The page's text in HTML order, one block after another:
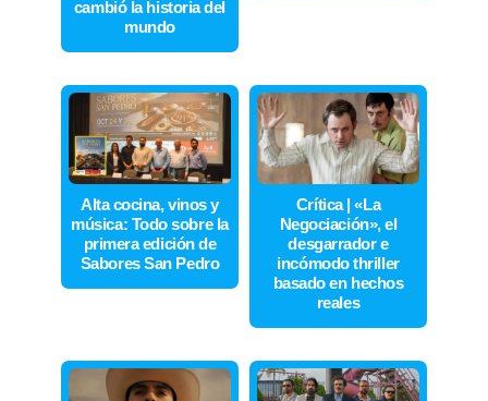
cambió la historia del
mundo
Alta cocina, vinos y
música: Todo sobre la
primera edición de
Sabores San Pedro
Crítica | «La
Negociación», el
desgarrador e
incómodo thriller
basado en hechos
reales